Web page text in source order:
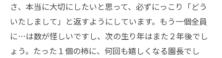
さ、本当に大切にしたいと思って、必ずにっこり「どう
いたしまして」と返すようにしています。もう一個全員
に…は数が怪しいですし、次の生り年はまた２年後でし
ょう。たった１個の柿に、何回も嬉しくなる園長でし